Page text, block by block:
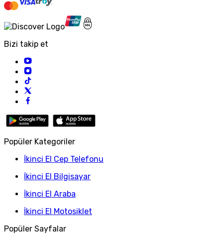
Bizi takip et
Popüler Kategoriler
İkinci El Cep Telefonu
İkinci El Bilgisayar
İkinci El Araba
İkinci El Motosiklet
Popüler Sayfalar